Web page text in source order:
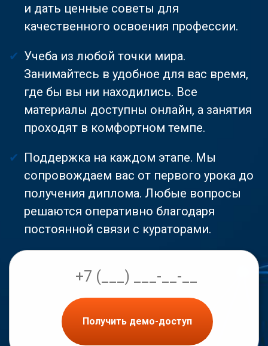
и дать ценные советы для
качественного освоения профессии.
Учеба из любой точки мира.
Занимайтесь в удобное для вас время,
где бы вы ни находились. Все
материалы доступны онлайн, а занятия
проходят в комфортном темпе.
Поддержка на каждом этапе. Мы
сопровождаем вас от первого урока до
получения диплома. Любые вопросы
решаются оперативно благодаря
постоянной связи с кураторами.
Получить демо-доступ